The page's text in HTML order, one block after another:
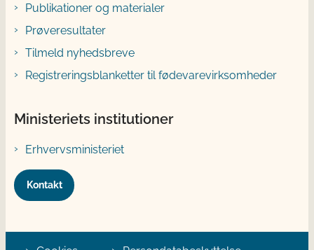
Publikationer og materialer
Prøveresultater
Tilmeld nyhedsbreve
Registreringsblanketter til fødevarevirksomheder
Ministeriets institutioner
Erhvervsministeriet
Kontakt